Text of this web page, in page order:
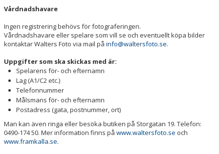
Vårdnadshavare
Ingen registrering behövs för fotograferingen.
Vårdnadshavare eller spelare som vill se och eventuellt köpa bilder
kontaktar Walters Foto via mail på info@waltersfoto.se.
Uppgifter som ska skickas med är:
Spelarens för- och efternamn
Lag (A1/C2 etc.)
Telefonnummer
Målsmans för- och efternamn
Postadress (gata, postnummer, ort)
Man kan även ringa eller besöka butiken på Storgatan 19. Telefon:
0490-174 50. Mer information finns på www.waltersfoto.se och
www.framkalla.se.